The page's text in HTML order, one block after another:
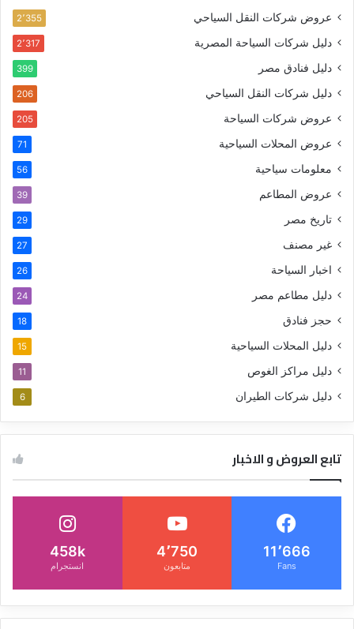
عروض شركات النقل السياحي 2٬355
دليل شركات السياحة المصرية 2٬317
دليل فنادق مصر 399
دليل شركات النقل السياحي 206
عروض شركات السياحة 205
عروض المحلات السياحية 71
معلومات سياحية 56
عروض المطاعم 39
تاريخ مصر 29
غير مصنف 27
اخبار السياحة 26
دليل مطاعم مصر 24
حجز فنادق 18
دليل المحلات السياحية 15
دليل مراكز الغوص 11
دليل شركات الطيران 6
تابع العروض و الاخبار
11٬666
Fans
4٬750
متابعون
458k
انستجرام